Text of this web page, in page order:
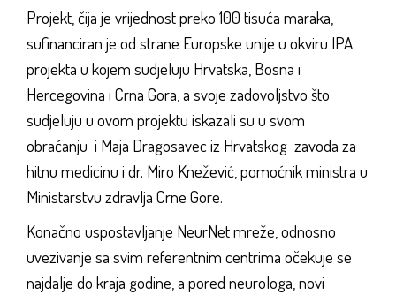
Projekt, čija je vrijednost preko 100 tisuća maraka,
sufinanciran je od strane Europske unije u okviru IPA
projekta u kojem sudjeluju Hrvatska, Bosna i
Hercegovina i Crna Gora, a svoje zadovoljstvo što
sudjeluju u ovom projektu iskazali su u svom
obraćanju i Maja Dragosavec iz Hrvatskog zavoda za
hitnu medicinu i dr. Miro Knežević, pomoćnik ministra u
Ministarstvu zdravlja Crne Gore.
Konačno uspostavljanje NeurNet mreže, odnosno
uvezivanje sa svim referentnim centrima očekuje se
najdalje do kraja godine, a pored neurologa, novi